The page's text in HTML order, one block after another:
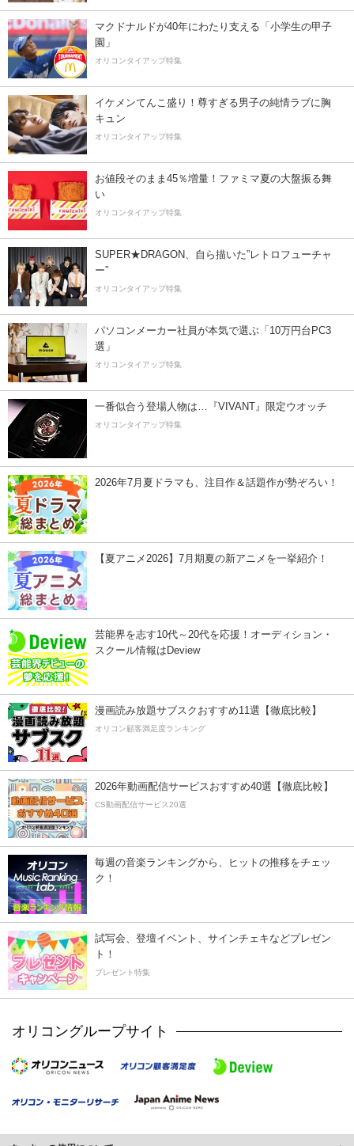
マクドナルドが40年にわたり支える「小学生の甲子
園」
オリコンタイアップ特集
イケメンてんこ盛り！尊すぎる男子の純情ラブに胸
キュン
オリコンタイアップ特集
お値段そのまま45％増量！ファミマ夏の大盤振る舞
い
オリコンタイアップ特集
SUPER★DRAGON、自ら描いた”レトロフューチャ
ー”
オリコンタイアップ特集
パソコンメーカー社員が本気で選ぶ「10万円台PC3
選」
オリコンタイアップ特集
一番似合う登場人物は…『VIVANT』限定ウオッチ
オリコンタイアップ特集
2026年7月夏ドラマも、注目作＆話題作が勢ぞろい！
【夏アニメ2026】7月期夏の新アニメを一挙紹介！
芸能界を志す10代～20代を応援！オーディション・
スクール情報はDeview
漫画読み放題サブスクおすすめ11選【徹底比較】
オリコン顧客満足度ランキング
2026年動画配信サービスおすすめ40選【徹底比較】
CS動画配信サービス20選
毎週の音楽ランキングから、ヒットの推移をチェッ
ク！
試写会、登壇イベント、サインチェキなどプレゼン
ト！
プレゼント特集
オリコングループサイト